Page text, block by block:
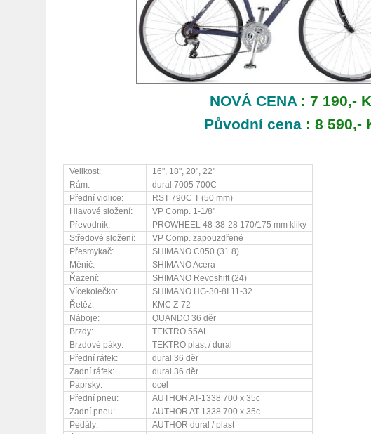
NOVÁ CENA : 7 190,-
Původní cena : 8 590,-
Velikost:
16", 18", 20", 22"
Rám:
dural 7005 700C
Přední vidlice:
RST 790C T (50 mm)
Hlavové složení:
VP Comp. 1-1/8"
Převodník:
PROWHEEL 48-38-28 170/175 mm kliky
Středové složení:
VP Comp. zapouzdřené
Přesmykač:
SHIMANO C050 (31.8)
Měnič:
SHIMANO Acera
Řazení:
SHIMANO Revoshift (24)
Vícekolečko:
SHIMANO HG-30-8I 11-32
Řetěz:
KMC Z-72
Náboje:
QUANDO 36 děr
Brzdy:
TEKTRO 55AL
Brzdové páky:
TEKTRO plast / dural
Přední ráfek:
dural 36 děr
Zadní ráfek:
dural 36 děr
Paprsky:
ocel
Přední pneu:
AUTHOR AT-1338 700 x 35c
Zadní pneu:
AUTHOR AT-1338 700 x 35c
Pedály:
AUTHOR dural / plast